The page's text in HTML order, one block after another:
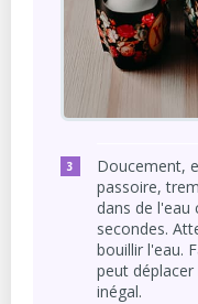
Doucement,
passoire,
dans de l'eau
secondes.
bouillir l'eau.
peut
inégal.